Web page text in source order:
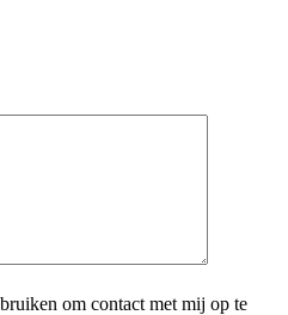
om contact met mij op te